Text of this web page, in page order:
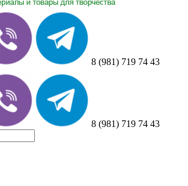
8 (981) 719 74 43
8 (981) 719 74 43